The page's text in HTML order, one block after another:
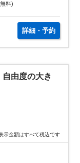
料)
詳細・予約
自由度の大き
示金額はすべて税込です